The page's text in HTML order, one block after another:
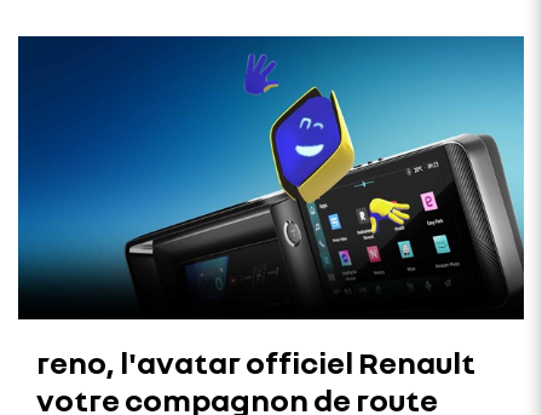
reno, l'avatar officiel Renault
votre compagnon de route​